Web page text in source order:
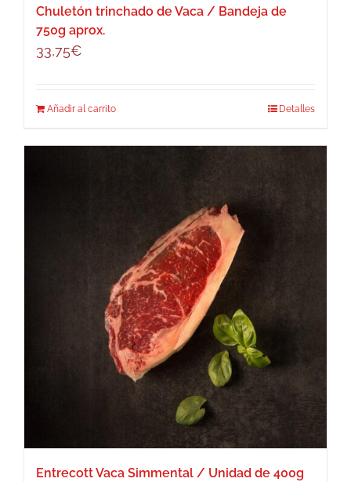
Chuletón trinchado de Vaca / Bandeja de
750g aprox.
33,75€
Añadir al carrito Detalles
Entrecott Vaca Simmental / Unidad de 400g